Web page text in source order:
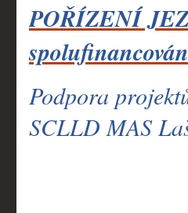
POŘÍZENÍ
Podpora
SCLLD MAS